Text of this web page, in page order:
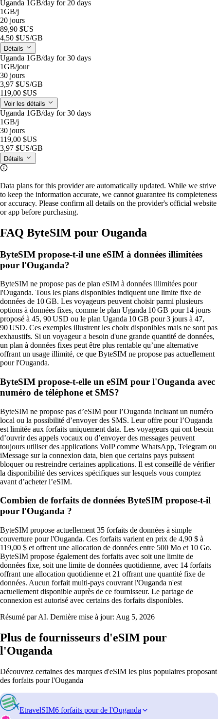
Uganda 1GB/day for 20 days
1GB/j
20 jours
89,90 $US
4,50 $US/GB
Détails
Uganda 1GB/day for 30 days
1GB/jour
30 jours
3,97 $US/GB
119,00 $US
Voir les détails
Uganda 1GB/day for 30 days
1GB/j
30 jours
119,00 $US
3,97 $US/GB
Détails
Data plans for this provider are automatically updated. While we strive
to keep the information accurate, we cannot guarantee its completeness
or accuracy. Please confirm all details on the provider's official website
or app before purchasing.
FAQ ByteSIM pour Ouganda
ByteSIM propose-t-il une eSIM à données illimitées
pour l'Ouganda?
ByteSIM ne propose pas de plan eSIM à données illimitées pour
l'Ouganda. Tous les plans disponibles indiquent une limite fixe de
données de 10 GB. Les voyageurs peuvent choisir parmi plusieurs
options à données fixes, comme le plan Uganda 10 GB pour 14 jours
proposé à 45, 90 USD ou le plan Uganda 10 GB pour 3 jours à 47,
90 USD. Ces exemples illustrent les choix disponibles mais ne sont pas
exhaustifs. Si un voyageur a besoin d'une grande quantité de données,
un plan à données fixes peut être plus rentable qu’une alternative
offrant un usage illimité, ce que ByteSIM ne propose pas actuellement
pour l'Ouganda.
ByteSIM propose-t-elle un eSIM pour l'Ouganda avec
numéro de téléphone et SMS?
ByteSIM ne propose pas d’eSIM pour l’Ouganda incluant un numéro
local ou la possibilité d’envoyer des SMS. Leur offre pour l’Ouganda
est limitée aux forfaits uniquement data. Les voyageurs qui ont besoin
d’ouvrir des appels vocaux ou d’envoyer des messages peuvent
toujours utiliser des applications VoIP comme WhatsApp, Telegram ou
iMessage sur la connexion data, bien que certains pays puissent
bloquer ou restreindre certaines applications. Il est conseillé de vérifier
la disponibilité des services spécifiques sur lesquels vous comptez
avant d’acheter l’eSIM.
Combien de forfaits de données ByteSIM propose-t-il
pour l'Ouganda ?
ByteSIM propose actuellement 35 forfaits de données à simple
couverture pour l'Ouganda. Ces forfaits varient en prix de 4,90 $ à
119,00 $ et offrent une allocation de données entre 500 Mo et 10 Go.
ByteSIM propose également des forfaits avec soit une limite de
données fixe, soit une limite de données quotidienne, avec 14 forfaits
offrant une allocation quotidienne et 21 offrant une quantité fixe de
données. Aucun forfait multi-pays couvrant l'Ouganda n'est
actuellement disponible auprès de ce fournisseur. Le partage de
connexion est autorisé avec certains des forfaits disponibles.
Résumé par AI. Dernière mise à jour: Aug 5, 2026
Plus de fournisseurs d'eSIM pour
l'Ouganda
Découvrez certaines des marques d'eSIM les plus populaires proposant
des forfaits pour l'Ouganda
EtravelSIM6 forfaits pour de l'Ouganda